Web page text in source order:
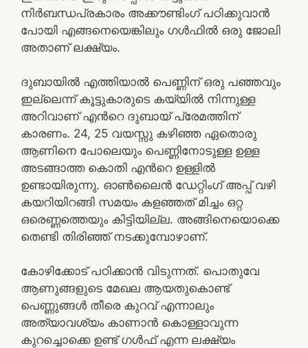
നിർബന്ധപ്രകാരം അക്കൗണ്ടിംഗ് പഠിക്കുവാൻ
പോയി എങ്ങനെയെങ്കിലും ഗൾഫിൽ ഒരു ജോലി
അതാണ് ലക്ഷ്യം.
ദുബായിൽ എത്തിയാൽ പെണ്ണിന് ഒരു പഞ്ഞവും
ഇല്ലെന്ന് കൂട്ടുകാരുടെ കയ്യിൽ നിന്നുള്ള
അറിവാണ് എൻറെ ദുബായ് പ്രേമത്തിന്
കാരണം. 24, 25 വയസ്സു കഴിഞ്ഞ ഏതൊരു
ആണിനെ പോലെയും പെണ്ണിനോടുള്ള ഉള്ള
അടങ്ങാത്ത കൊതി എൻറെ ഉള്ളിൽ
ഉണ്ടായിരുന്നു. ഓൺലൈൻ ഡേറ്റിംഗ് അപ്പ് വഴി
കയറിയിറങ്ങി സമയം കളഞ്ഞത് മിച്ചം ഒറ്റ
ഒരെണ്ണത്തെയും കിട്ടിയില്ല. അങ്ങിനെയൊക്കെ
തെണ്ടി തിരിഞ്ഞ് നടക്കുമ്പോഴാണ്.
കോഴിക്കോട് പഠിക്കാൻ വിടുന്നത്. പൊതുവേ
ആണുങ്ങളുടെ മേഖല ആയതുകൊണ്ട്
പെണ്ണുങ്ങൾ തീരെ കുറവ് എന്നാലും
അത്യാവശ്യം കാണാൻ കൊള്ളാവുന്ന
കുറച്ചൊക്കെ ഉണ്ട് ഗൾഫ് എന്ന ലക്ഷ്യം